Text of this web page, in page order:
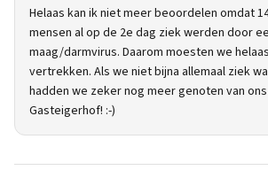
Helaas kan ik niet meer beoordelen omdat
mensen al op de 2e dag ziek werden door
maag/darmvirus. Daarom moesten we
vertrekken. Als we niet bijna allemaal ziek
hadden we zeker nog meer genoten van
Gasteigerhof! :-)